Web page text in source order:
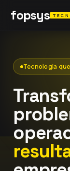
fopsys
Tecnologia